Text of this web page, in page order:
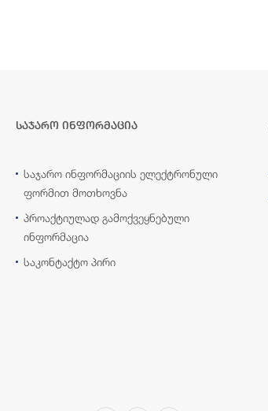
საჯარო ინფორმაცია
საჯარო ინფორმაციის ელექტრონული
ფორმით მოთხოვნა
პროაქტიულად გამოქვეყნებული
ინფორმაცია
საკონტაქტო პირი